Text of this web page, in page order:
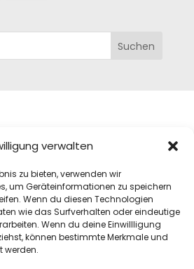
verwalten
zu bieten, verwenden wir
um Geräteinformationen zu speichern
Wenn du diesen Technologien
wie das Surfverhalten oder eindeutige
Wenn du deine Einwillligung
können bestimmte Merkmale und
werden.